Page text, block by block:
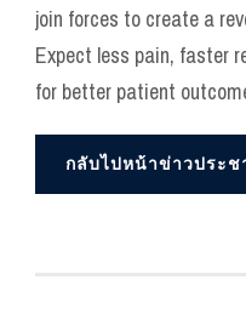
join forces to create a
Expect less pain, faster
for better patient
กลับไปหน้าข่าวประ